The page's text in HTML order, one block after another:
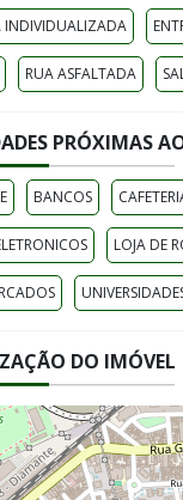
INDIVIDUALIZADA
RUA ASFALTADA
PRÓXIMAS
BANCOS
LOJA DE
DO IMÓVEL